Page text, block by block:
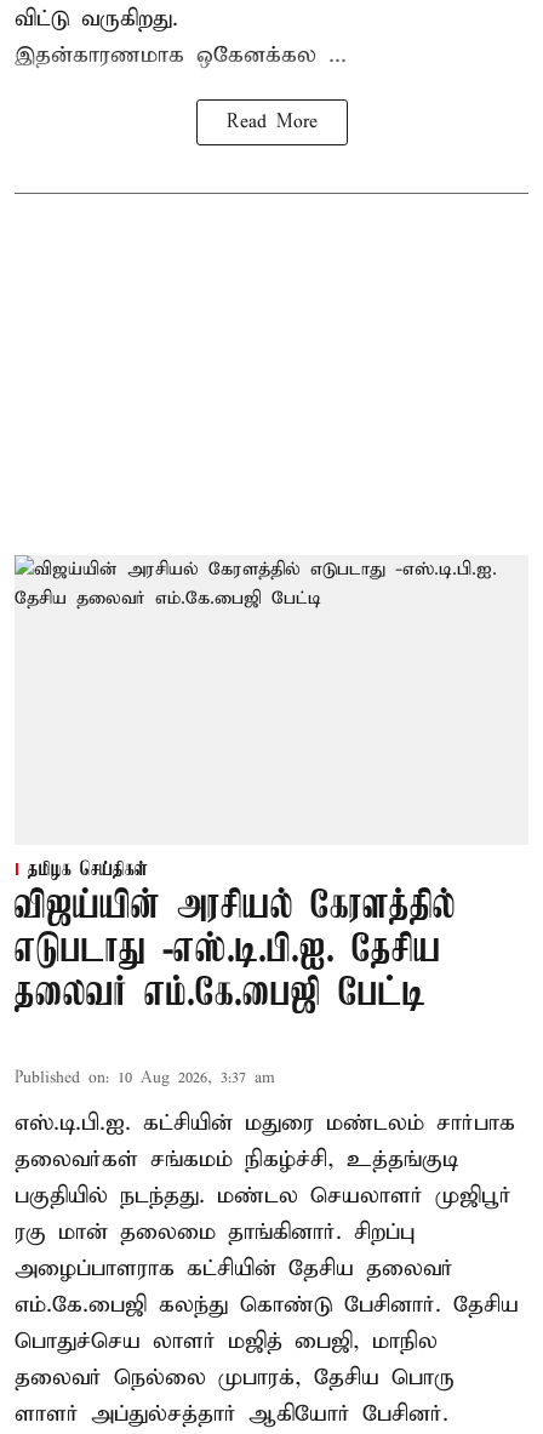
விட்டு வருகிறது.
இதன்காரணமாக ஒகேனக்கல ...
Read More
தமிழக செய்திகள்
விஜய்யின் அரசியல் கேரளத்தில்
எடுபடாது -எஸ்.டி.பி.ஐ. தேசிய
தலைவர் எம்.கே.பைஜி பேட்டி
Published on: 10 Aug 2026, 3:37 am
எஸ்.டி.பி.ஐ. கட்சியின் மதுரை மண்டலம் சார்பாக
தலைவர்கள் சங்கமம் நிகழ்ச்சி, உத்தங்குடி
பகுதியில் நடந்தது. மண்டல செயலாளர் முஜிபூர்
ரகு மான் தலைமை தாங்கினார். சிறப்பு
அழைப்பாளராக கட்சியின் தேசிய தலைவர்
எம்.கே.பைஜி கலந்து கொண்டு பேசினார். தேசிய
பொதுச்செய லாளர் மஜித் பைஜி, மாநில
தலைவர் நெல்லை முபாரக், தேசிய பொரு
ளாளர் அப்துல்சத்தார் ஆகியோர் பேசினர்.